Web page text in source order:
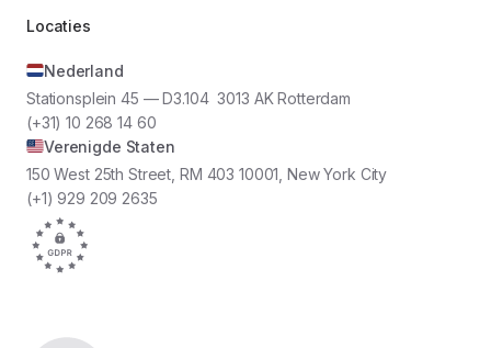
Locaties
Nederland
Stationsplein 45 — D3.104 3013 AK Rotterdam
(+31) 10 268 14 60
Verenigde Staten
150 West 25th Street, RM 403 10001, New York City
(+1) 929 209 2635